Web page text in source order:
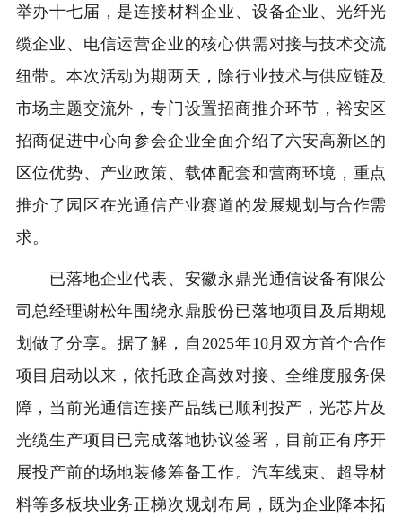
举办十七届，是连接材料企业、设备企业、光纤光
缆企业、电信运营企业的核心供需对接与技术交流
纽带。本次活动为期两天，除行业技术与供应链及
市场主题交流外，专门设置招商推介环节，裕安区
招商促进中心向参会企业全面介绍了六安高新区的
区位优势、产业政策、载体配套和营商环境，重点
推介了园区在光通信产业赛道的发展规划与合作需
求。
已落地企业代表、安徽永鼎光通信设备有限公
司总经理谢松年围绕永鼎股份已落地项目及后期规
划做了分享。据了解，自2025年10月双方首个合作
项目启动以来，依托政企高效对接、全维度服务保
障，当前光通信连接产品线已顺利投产，光芯片及
光缆生产项目已完成落地协议签署，目前正有序开
展投产前的场地装修筹备工作。汽车线束、超导材
料等多板块业务正梯次规划布局，既为企业降本拓